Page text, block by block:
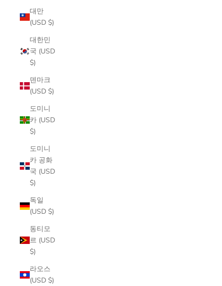
대만
(USD $)
대한민
국 (USD
$)
덴마크
(USD $)
도미니
카 (USD
$)
도미니
카 공화
국 (USD
$)
독일
(USD $)
동티모
르 (USD
$)
라오스
(USD $)